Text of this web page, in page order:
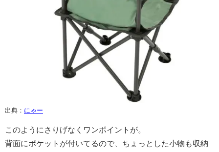
出典： にゃー
このようにさりげなくワンポイントが。
背面にポケットが付いてるので、ちょっとした小物も収納